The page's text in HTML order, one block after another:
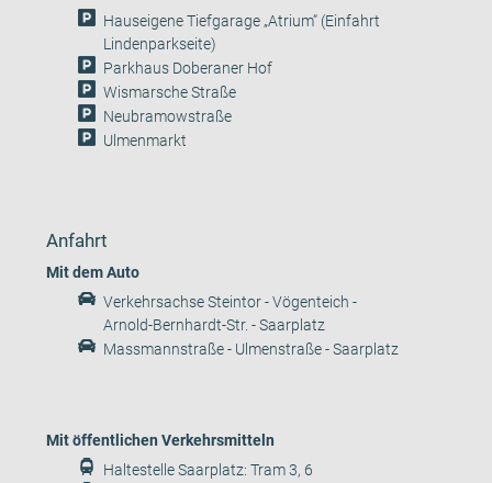
Hauseigene Tiefgarage „Atrium“ (Einfahrt
Lindenparkseite)
Parkhaus Doberaner Hof
Wismarsche Straße
Neubramowstraße
Ulmenmarkt
Anfahrt
Mit dem Auto
Verkehrsachse Steintor - Vögenteich -
Arnold-Bernhardt-Str. - Saarplatz
Massmannstraße - Ulmenstraße - Saarplatz
Mit öffentlichen Verkehrsmitteln
Haltestelle Saarplatz: Tram 3, 6